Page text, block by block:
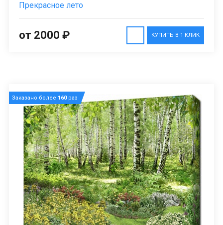
Прекрасное лето
КУПИТЬ В 1 КЛИК
от 2000 ₽
Заказано более 160раз